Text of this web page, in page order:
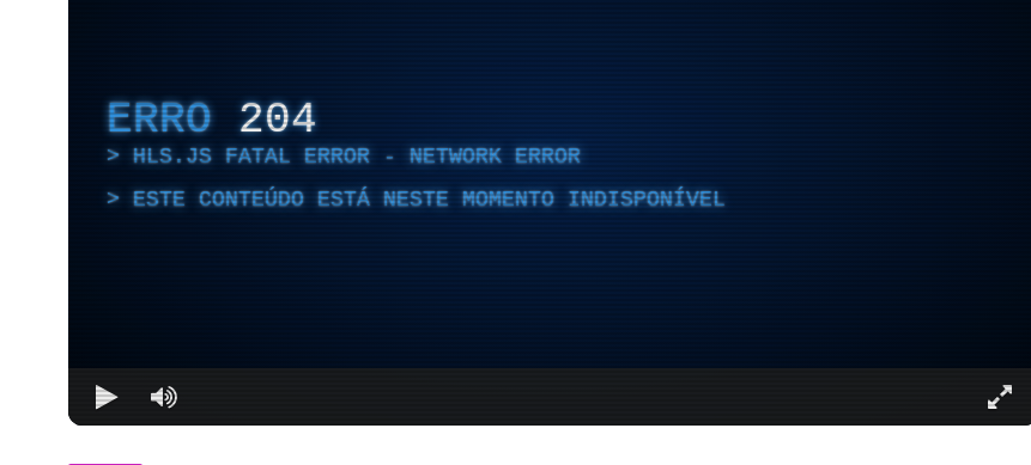
ERRO 204
HLS.JS FATAL ERROR - NETWORK ERROR
ESTE CONTEÚDO ESTÁ NESTE MOMENTO INDISPONÍVEL